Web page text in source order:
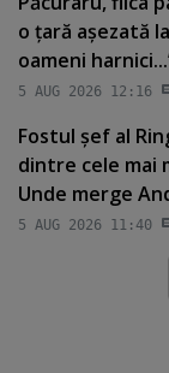
o ţară aşezată
oameni
5 AUG 2026 12:16
Fostul şef al
dintre cele mai
Unde merge
5 AUG 2026 11:40